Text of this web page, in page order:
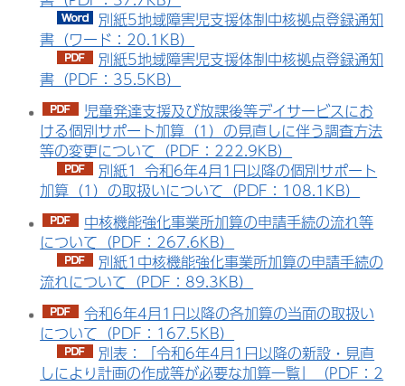
別紙5地域障害児支援体制中核拠点登録通知
書（ワード：20.1KB）
別紙5地域障害児支援体制中核拠点登録通知
書（PDF：35.5KB）
児童発達支援及び放課後等デイサービスにお
ける個別サポート加算（1）の見直しに伴う調査方法
等の変更について（PDF：222.9KB）
別紙1_令和6年4月1日以降の個別サポート
加算（1）の取扱いについて（PDF：108.1KB）
中核機能強化事業所加算の申請手続の流れ等
について（PDF：267.6KB）
別紙1中核機能強化事業所加算の申請手続の
流れについて（PDF：89.3KB）
令和6年4月1日以降の各加算の当面の取扱い
について（PDF：167.5KB）
別表：「令和6年4月1日以降の新設・見直
しにより計画の作成等が必要な加算一覧」（PDF：2